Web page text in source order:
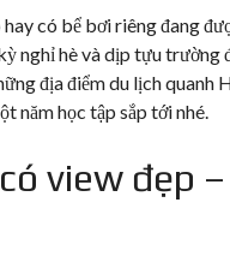
có bể bơi riêng đang
nghỉ hè và dịp tựu trường
địa điểm du lịch quanh
năm học tập sắp tới nhé.
view đẹp